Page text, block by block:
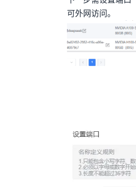
可外网访问。